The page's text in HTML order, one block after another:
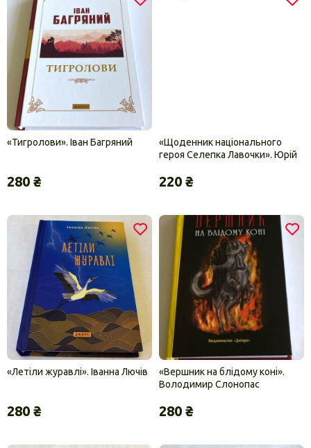
«Тигролови». Іван Багряний
280 ₴
«Щоденник національного
героя Селепка Лавочки». Юрій
220 ₴
«Летіли журавлі». Іванна Лючів
280 ₴
«Вершник на блідому коні».
Володимир Слонопас
280 ₴